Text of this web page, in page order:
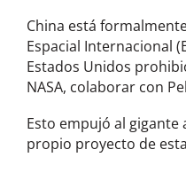
China está
Espacial Internacional
Estados Unidos
NASA, colaborar con
Esto empujó al
propio proyecto de